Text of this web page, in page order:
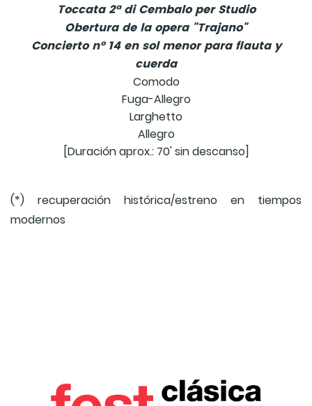
Toccata 2ª di Cembalo per Studio
Obertura de la opera "Trajano"
Concierto nº 14 en sol menor para flauta y
cuerda
Comodo
Fuga-Allegro
Larghetto
Allegro
[Duración aprox.: 70' sin descanso]
(*) recuperación histórica/estreno en tiempos
modernos